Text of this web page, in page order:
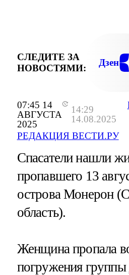
07:45 14
АВГУСТА
2025
14:29
14.08.2025
РЕДАКЦИЯ ВЕСТИ.РУ
СЛЕДИТЕ ЗА
НОВОСТЯМИ:
Дзен
Спасатели нашли
пропавшего 13
острова Монерон
область).
Женщина пропала
погружения